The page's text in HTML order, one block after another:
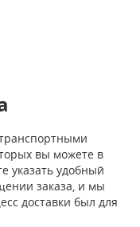
вы можете в
указать удобный
заказа, и мы
доставки был для